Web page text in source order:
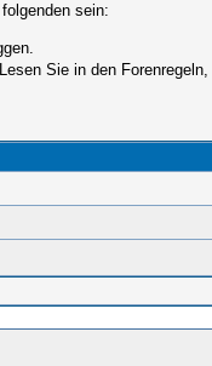
sein:
Sie in den